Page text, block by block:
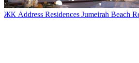
ЖК Address Residences Jumeirah Beach